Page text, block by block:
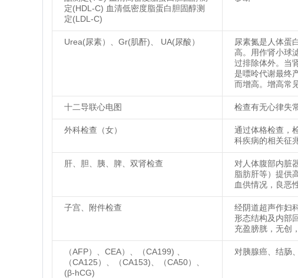
定(HDL-C) 血清低密度脂蛋白胆固醇测
定(LDL-C)
Urea(尿素）、Gr(肌酐)、 UA(尿酸）
尿素氮是人体蛋
高。用作肾小球
过排除体外。当
是嘌呤代谢最终
而增高。增高常
十二导联心电图 检查有无心律失
外科检查（女）
通过体格检查，
科疾病的相关征
肝、胆、胰、脾、双肾检查
对人体腹部内脏
脂肪肝等）提供
血供情况，良恶
子宫、附件检查
经阴道超声作妇
形态结构及内部
充盈膀胱，无创
（AFP）、CEA）、（CA199) 、
（CA125）、（CA153)、（CA50）、
(β-hCG)
对胰腺癌、结肠